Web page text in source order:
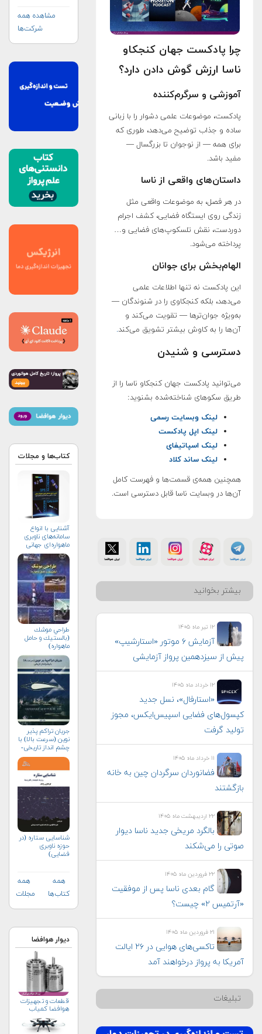
چرا پادکست جهان کنجکاو
ناسا ارزش گوش دادن دارد؟
آموزشی و سرگرم‌کننده
پادکست، موضوعات علمی دشوار را با زبانی
ساده و جذاب توضیح می‌دهد، طوری که
برای همه — از نوجوان تا بزرگسال —
مفید باشد.
داستان‌های واقعی از ناسا
در هر فصل، به موضوعات واقعی مثل
زندگی روی ایستگاه فضایی، کشف اجرام
دوردست، نقش تلسکوپ‌های فضایی و…
پرداخته می‌شود.
الهام‌بخش برای جوانان
این پادکست نه تنها اطلاعات علمی
می‌دهد، بلکه کنجکاوی را در شنوندگان —
به‌ویژه جوان‌ترها — تقویت می‌کند و
آن‌ها را به کاوش بیشتر تشویق می‌کند.
دسترسی و شنیدن
می‌توانید پادکست جهان کنجکاو ناسا را از
طریق سکوهای شناخته‌شده بشنوید:
لینک وبسایت رسمی
لینک اپل پادکست
لینک اسپاتیفای
لینک ساند کلاد
همچنین همه‌ی قسمت‌ها و فهرست کامل
آن‌ها در وبسایت ناسا قابل دسترسی است.
بیشتر بخوانید
۱۲ تیر ماه ۱۴۰۵
آزمایش ۶ موتور «استارشیپ»
پیش از سیزدهمین پرواز آزمایشی
۱۲ خرداد ماه ۱۴۰۵
«استارفال»، نسل جدید
کپسول‌های فضایی اسپیس‌ایکس، مجوز
تولید گرفت
۱۱ خرداد ماه ۱۴۰۵
فضانوردان سرگردان چین به خانه
بازگشتند
۲۲ اردیبهشت ماه ۱۴۰۵
بالگرد مریخی جدید ناسا دیوار
صوتی را می‌شکند
۲۲ فروردین ماه ۱۴۰۵
گام بعدی ناسا پس از موفقیت
«آرتمیس ۲» چیست؟
۲۱ فروردین ماه ۱۴۰۵
تاکسی‌های هوایی در ۲۶ ایالت
آمریکا به پرواز درخواهند آمد
تبلیغات
مشاهده همه
شرکت‌ها
کتاب‌ها و مجلات
آشنایی با انواع
سامانه‌های ناوبری
ماهواره‌ای جهانی
طراحي موشك
(بالستيك و حامل
ماهواره)
جریان تراکم پذیر
نوین (سرعت بالا) با
چشم انداز تاریخی-
جلد اول
شناسایی ستاره (در
حوزه ناوبری
فضایی)
همه
کتاب‌ها
همه
مجلات
دیوار هوافضا
قطعات و تجهیزات
هوافضا کمیاب